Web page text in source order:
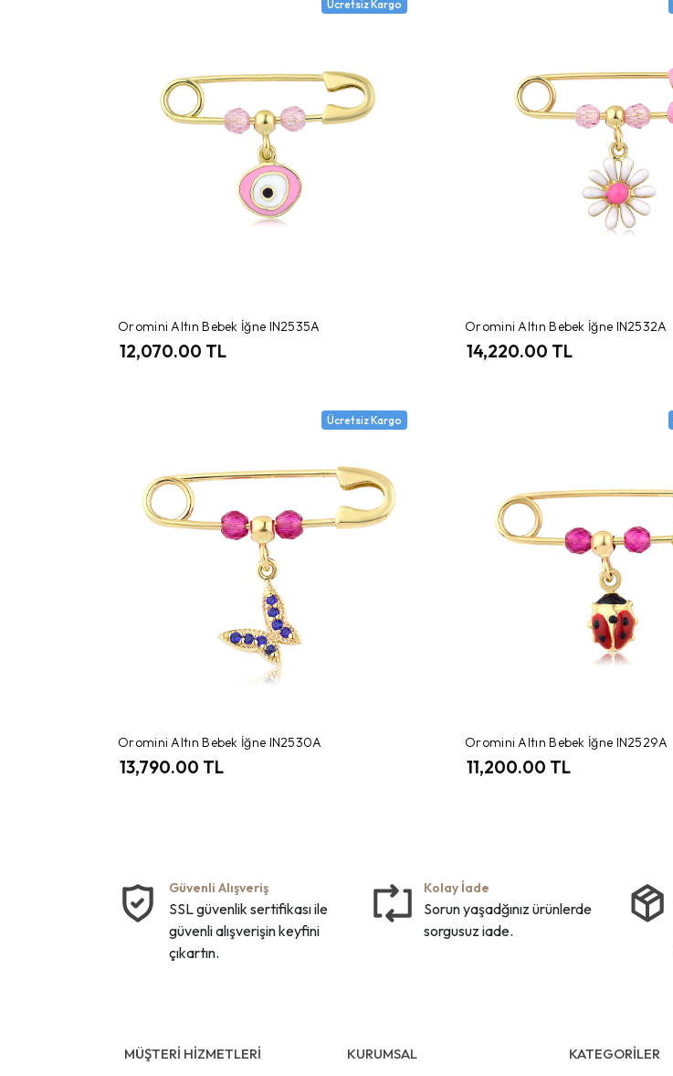
Ücretsiz Kargo
Oromini Altın Bebek İğne IN2535A
12,070.00 TL
Oromini Altın Bebek İğne IN2532A
14,220.00 TL
Ücretsiz Kargo
Oromini Altın Bebek İğne IN2530A
13,790.00 TL
Oromini Altın Bebek İğne IN2529A
11,200.00 TL
Güvenli Alışveriş
SSL güvenlik sertifikası ile
güvenli alışverişin keyfini
çıkartın.
Kolay İade
Sorun yaşadğınız ürünlerde
sorgusuz iade.
MÜŞTERİ HİZMETLERİ
KURUMSAL
KATEGORİLER